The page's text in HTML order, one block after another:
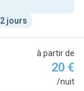
jours
à partir de
20 €
/nuit